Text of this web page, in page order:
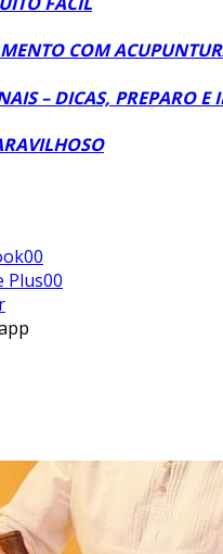
COM
– DICAS, PREPARO E
00
00